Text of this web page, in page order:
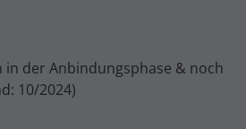
in der Anbindungsphase & noch
10/2024)